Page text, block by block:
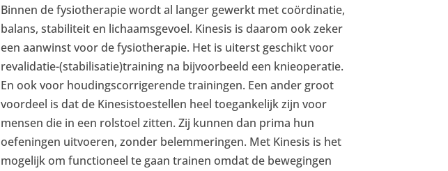
Binnen de fysiotherapie wordt al langer gewerkt met coördinatie,
balans, stabiliteit en lichaamsgevoel. Kinesis is daarom ook zeker
een aanwinst voor de fysiotherapie. Het is uiterst geschikt voor
revalidatie-(stabilisatie)training na bijvoorbeeld een knieoperatie.
En ook voor houdingscorrigerende trainingen. Een ander groot
voordeel is dat de Kinesistoestellen heel toegankelijk zijn voor
mensen die in een rolstoel zitten. Zij kunnen dan prima hun
oefeningen uitvoeren, zonder belemmeringen. Met Kinesis is het
mogelijk om functioneel te gaan trainen omdat de bewegingen